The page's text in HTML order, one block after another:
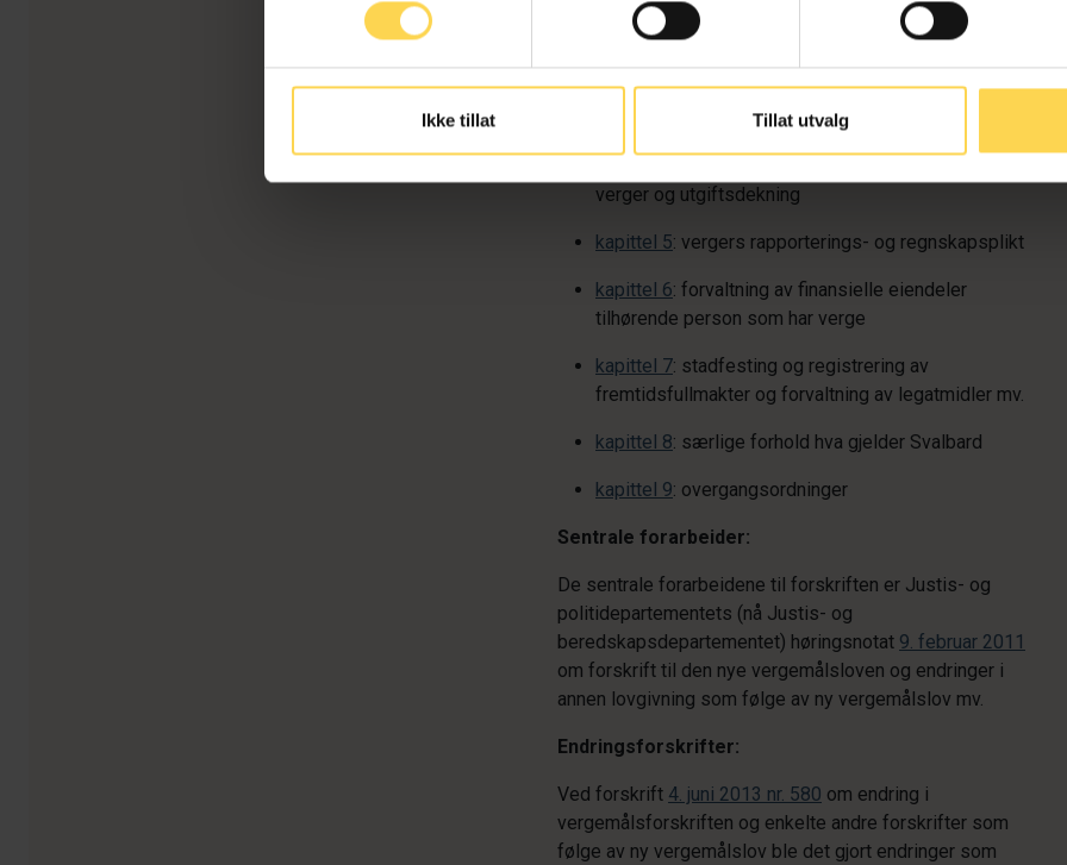
Ikke tillat Tillat utvalg
kapittel 2
: kontroll av vergens forvaltning av formue
tilhørende person som har verge, og revisjon
kapittel 3: saksbehandling knyttet til begjæring om
vergemål, meldeplikt mv.
verger og utgiftsdekning
kapittel 5: vergers rapporterings- og regnskapsplikt
kapittel 6: forvaltning av finansielle eiendeler
tilhørende person som har verge
kapittel 7: stadfesting og registrering av
fremtidsfullmakter og forvaltning av legatmidler mv.
kapittel 8: særlige forhold hva gjelder Svalbard
kapittel 9: overgangsordninger
Sentrale forarbeider:
De sentrale forarbeidene til forskriften er Justis- og
politidepartementets (nå Justis- og
beredskapsdepartementet) høringsnotat 9. februar 2011
om forskrift til den nye vergemålsloven og endringer i
annen lovgivning som følge av ny vergemålslov mv.
Endringsforskrifter:
Ved forskrift 4. juni 2013 nr. 580 om endring i
vergemålsforskriften og enkelte andre forskrifter som
følge av ny vergemålslov ble det gjort endringer som